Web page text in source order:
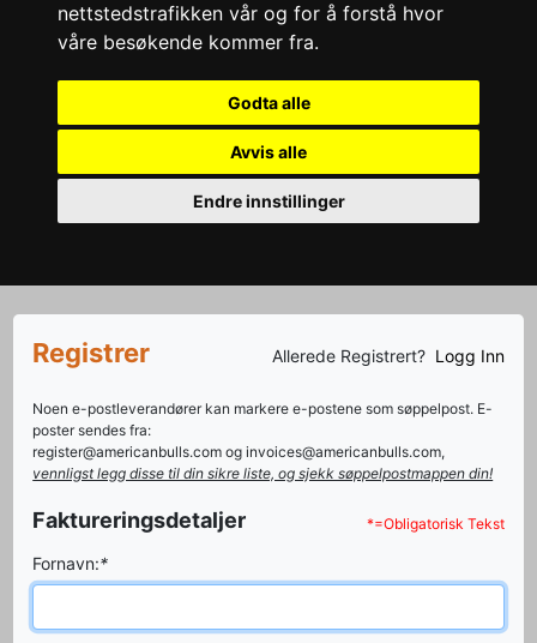
nettstedstrafikken vår og for å forstå hvor
våre besøkende kommer fra.
Godta alle
Avvis alle
Endre innstillinger
Registrer Logg Inn
Allerede Registrert?
Noen e-postleverandører kan markere e-postene som søppelpost. E-
poster sendes fra:
register@americanbulls.com og invoices@americanbulls.com,
vennligst legg disse til din sikre liste, og sjekk søppelpostmappen din!
Faktureringsdetaljer *=Obligatorisk Tekst
Fornavn:*